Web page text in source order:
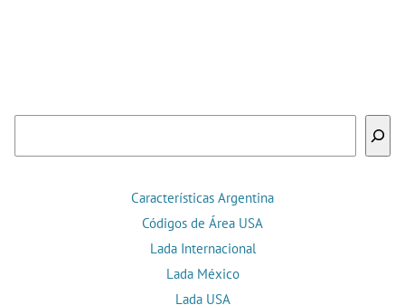
Características Argentina
Códigos de Área USA
Lada Internacional
Lada México
Lada USA